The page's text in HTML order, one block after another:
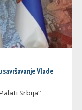
Vlade
Srbija“